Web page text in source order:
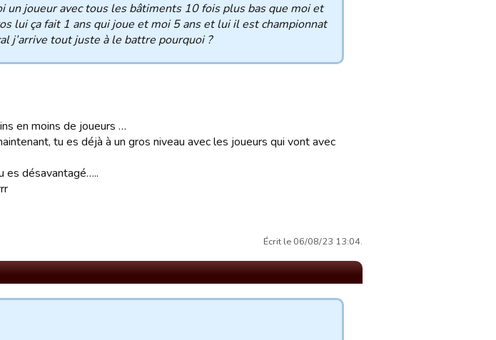
un joueur avec tous les bâtiments 10 fois plus bas que moi et
lui ça fait 1 ans qui joue et moi 5 ans et lui il est championnat
j’arrive tout juste à le battre pourquoi ?
en moins de joueurs …
tu es déjà à un gros niveau avec les joueurs qui vont avec
es désavantagé…..
Écrit le 06/08/23 13:04.